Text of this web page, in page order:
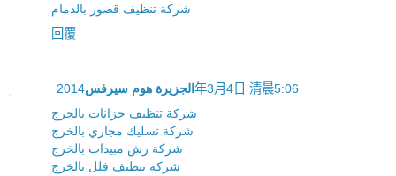
شركة تنظيف قصور بالدمام
回覆
الجزيرة هوم سيرفس 2014年3月4日 清晨5:06
شركة تنظيف خزانات بالخرج
شركة تسليك مجاري بالخرج
شركة رش مبيدات بالخرج
شركة تنظيف فلل بالخرج